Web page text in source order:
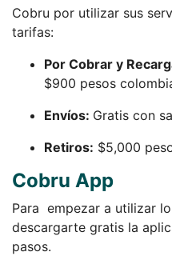
Cobru por utilizar sus
tarifas:
Por Cobrar y
$900 pesos
Envíos: Gratis con
Retiros: $5,000
Cobru App
Para empezar a utilizar
descargarte gratis la
pasos.